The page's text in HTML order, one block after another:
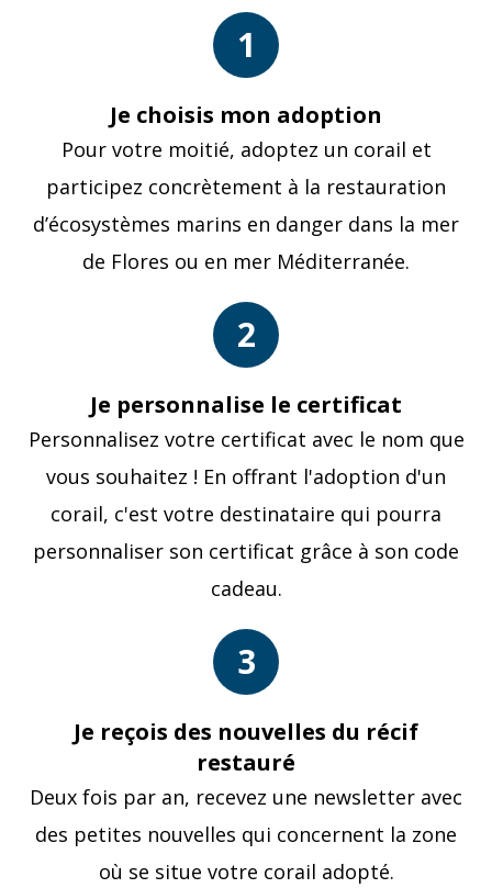
1
Je choisis mon adoption
Pour votre moitié, adoptez un corail et
participez concrètement à la restauration
d’écosystèmes marins en danger dans la mer
de Flores ou en mer Méditerranée.
2
Je personnalise le certificat
Personnalisez votre certificat avec le nom que
vous souhaitez ! En offrant l'adoption d'un
corail, c'est votre destinataire qui pourra
personnaliser son certificat grâce à son code
cadeau.
3
Je reçois des nouvelles du récif
restauré
Deux fois par an, recevez une newsletter avec
des petites nouvelles qui concernent la zone
où se situe votre corail adopté.